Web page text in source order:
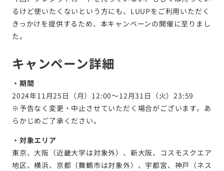
るけど使いたくないという方にも、LUUPをご利用いただく
きっかけを提供するため、本キャンペーンの開催に至りまし
た。
キャンペーン詳細
・期間
2024年11月25日（月）12:00〜12月31日（火）23:59
※予告なく変更・中止させていただく場合がございます。あ
らかじめご了承ください。
・対象エリア
東京、大阪（近畿大学は対象外）、新大阪、コスモスクエア
地区、横浜、京都（舞鶴市は対象外）、宇都宮、神戸（ネス